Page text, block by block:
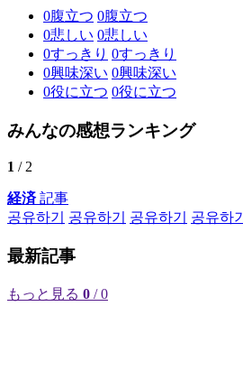
0腹立つ 0腹立つ
0悲しい 0悲しい
0すっきり 0すっきり
0興味深い 0興味深い
0役に立つ 0役に立つ
みんなの感想ランキング
1 / 2
経済記事
공유하기
공유하기 공유하기 공유하기
最新記事
もっと見る 0 / 0